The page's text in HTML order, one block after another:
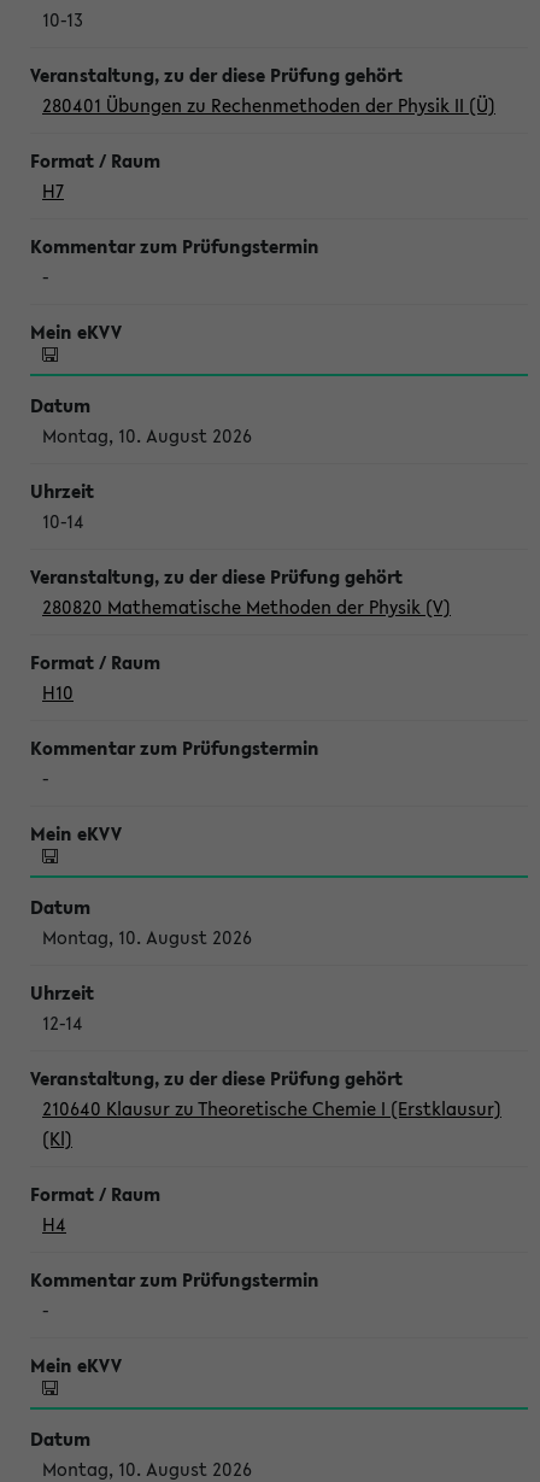
10-13
280401 Übungen zu Rechenmethoden der Physik II (Ü)
H7
-
Montag, 10. August 2026
10-14
280820 Mathematische Methoden der Physik (V)
H10
-
Montag, 10. August 2026
12-14
210640 Klausur zu Theoretische Chemie I (Erstklausur)
(Kl)
H4
-
Montag, 10. August 2026